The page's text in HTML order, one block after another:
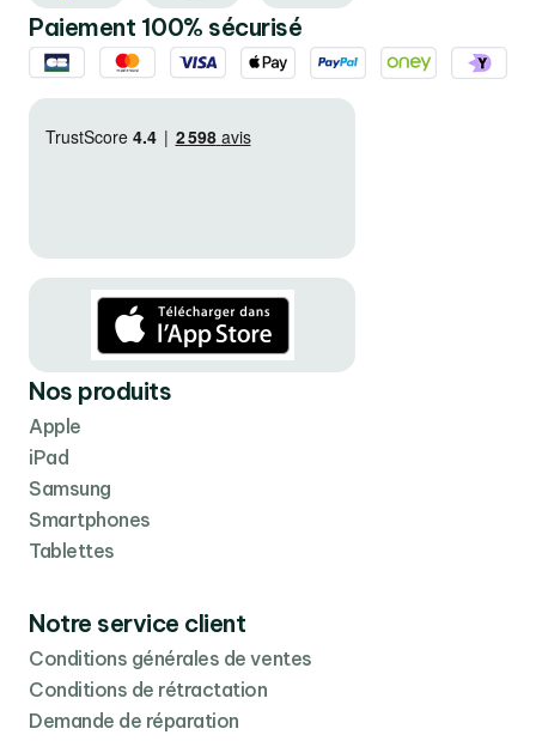
Paiement 100% sécurisé
Nos produits
Apple
iPad
Samsung
Smartphones
Tablettes
Notre service client
Conditions générales de ventes
Conditions de rétractation
Demande de réparation